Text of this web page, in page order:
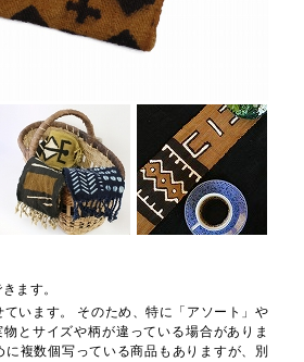
ます。
います。 そのため、特に「アソート」や
とサイズや柄が違っている場合がありま
複数個写っている商品もありますが、別